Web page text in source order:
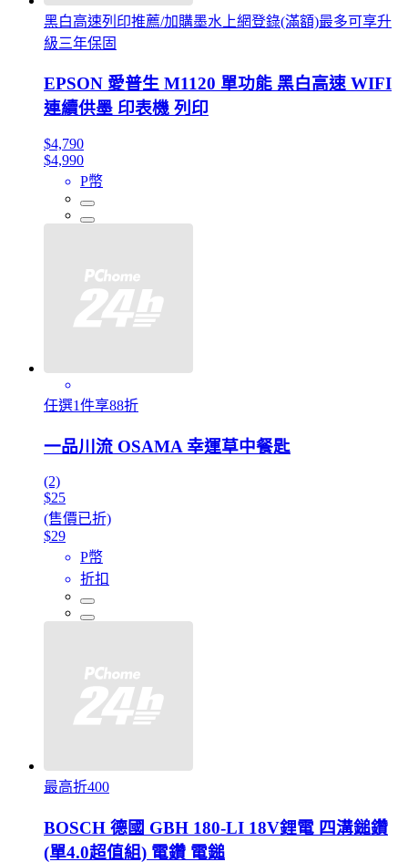
黑白高速列印推薦/加購墨水上網登錄(滿額)最多可享升
級三年保固
EPSON 愛普生 M1120 單功能 黑白高速 WIFI
連續供墨 印表機 列印
$4,790
$4,990
P幣
任選1件享88折
一品川流 OSAMA 幸運草中餐匙
(2)
$25
(售價已折)
$29
P幣
折扣
最高折400
BOSCH 德國 GBH 180-LI 18V鋰電 四溝鎚鑽
(單4.0超值組) 電鑽 電鎚